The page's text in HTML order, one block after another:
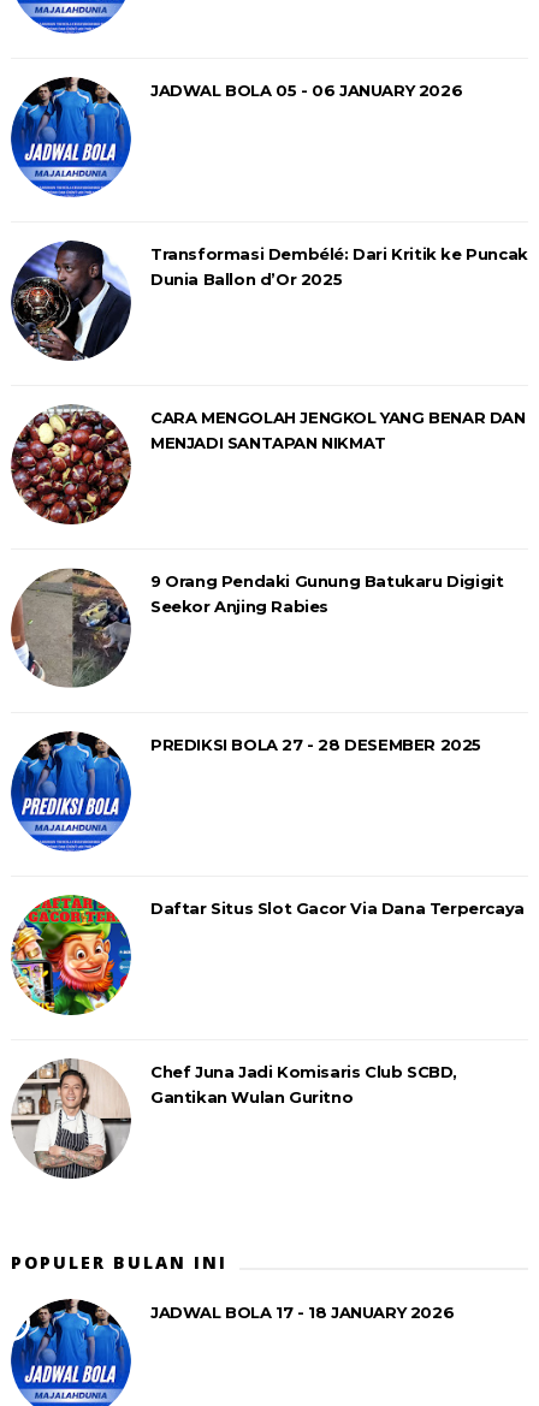
JADWAL BOLA 05 - 06 JANUARY 2026
Transformasi Dembélé: Dari Kritik ke Puncak
Dunia Ballon d’Or 2025
CARA MENGOLAH JENGKOL YANG BENAR DAN
MENJADI SANTAPAN NIKMAT
9 Orang Pendaki Gunung Batukaru Digigit
Seekor Anjing Rabies
PREDIKSI BOLA 27 - 28 DESEMBER 2025
Daftar Situs Slot Gacor Via Dana Terpercaya
Chef Juna Jadi Komisaris Club SCBD,
Gantikan Wulan Guritno
POPULER BULAN INI
JADWAL BOLA 17 - 18 JANUARY 2026